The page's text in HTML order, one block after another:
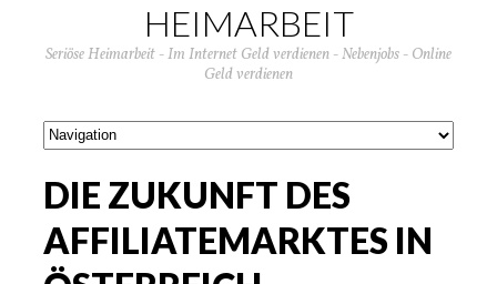
HEIMARBEIT
Seriöse Heimarbeit - Im Internet Geld verdienen - Nebenjobs - Online
Geld verdienen
DIE ZUKUNFT DES
AFFILIATEMARKTES IN